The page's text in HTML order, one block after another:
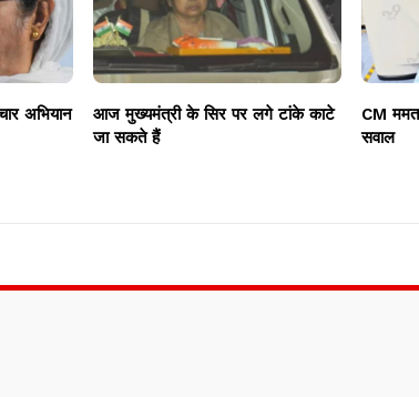
अभियान
आज मुख्यमंत्री के सिर पर लगे टांके काटे
जा सकते हैं
CM
सवाल